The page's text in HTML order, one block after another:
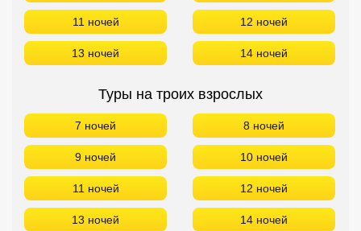
11 ночей 12 ночей
13 ночей 14 ночей
Туры на троих взрослых
7 ночей 8 ночей
9 ночей 10 ночей
11 ночей 12 ночей
13 ночей 14 ночей